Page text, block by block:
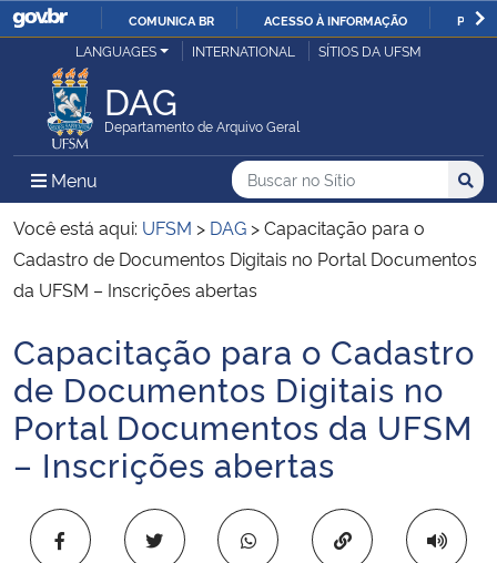
IR
COMUNICA BR ACESSO À INFORMAÇÃO
Ministério da Justiça e Segurança Pública
Ministério da Defesa
Ministério das Relações Exteriores
Ministério da Economia
Ministério da Infraestrutura
Ministério da Agricultura, Pecuária e Abastecimento
Ministério da Educação
Ministério da Cidadania
LANGUAGES INTERNATIONAL SÍTIOS DA UFSM
DAG
Departamento de Arquivo Geral
Menu Menu Principal do Sítio
Busca
Buscar no no Sítio
Busca:
Você está aqui: UFSM > DAG >Capacitação para o
Cadastro de Documentos Digitais no Portal Documentos
da UFSM – Inscrições abertas
Início do conteúdo
Capacitação para o Cadastro
de Documentos Digitais no
Portal Documentos da UFSM
– Inscrições abertas
Copiar para área